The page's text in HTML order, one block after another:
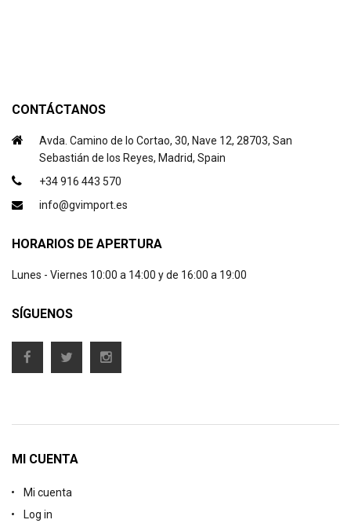
CONTÁCTANOS
Avda. Camino de lo Cortao, 30, Nave 12, 28703, San
Sebastián de los Reyes, Madrid, Spain
+34 916 443 570
info@gvimport.es
HORARIOS DE APERTURA
Lunes - Viernes 10:00 a 14:00 y de 16:00 a 19:00
SÍGUENOS
MI CUENTA
Mi cuenta
Log in